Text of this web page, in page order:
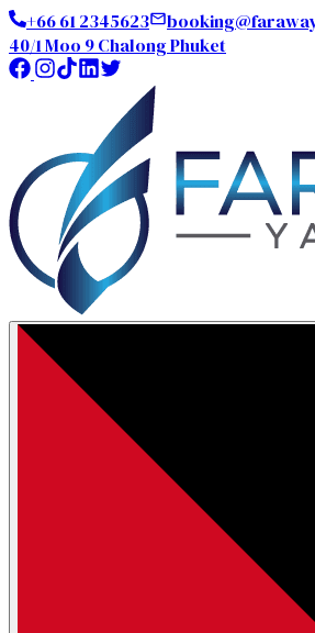
+66 61 2345623
40/1 Moo 9 Chalong Phuket